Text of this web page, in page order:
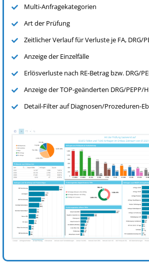
Multi-Anfragekategorien
Art der Prüfung
Zeitlicher Verlauf für Verluste je FA, DRG/
Anzeige der Einzelfälle
Erlösverluste nach RE-Betrag bzw. DRG/
Anzeige der TOP-geänderten DRG/PEPP/
Detail-Filter auf Diagnosen/Prozeduren-